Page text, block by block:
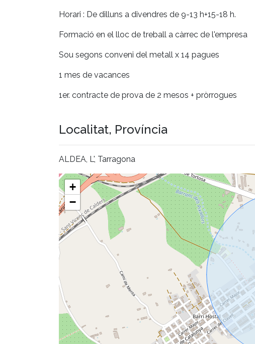
Horari : De dilluns a divendres de 9-13 h+15-18 h.
Formació en el lloc de treball a càrrec de l'empresa
Sou segons conveni del metall x 14 pagues
1 mes de vacances
1er. contracte de prova de 2 mesos + pròrrogues
Localitat, Província
ALDEA, L', Tarragona
+
−